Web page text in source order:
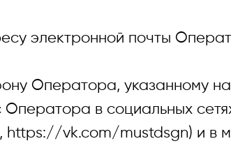
Подробнее о политике в
электронной почты
Оператора, указанному
в социальных
vk.com/mustdsgn) и в